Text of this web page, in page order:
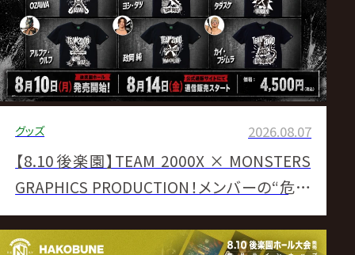
グッズ 2026.08.07
【8.10後楽園】TEAM 2000X × MONSTERS
GRAPHICS PRODUCTION！メンバーの“危険
な武器”をアートに昇華させた至高の応援Tシ
ャツ全6種が一挙登場！